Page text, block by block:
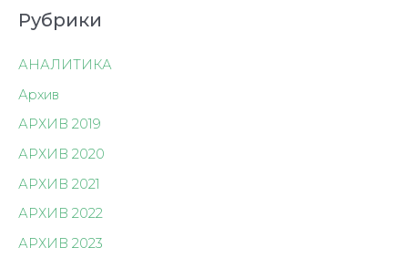
Рубрики
АНАЛИТИКА
Архив
АРХИВ 2019
АРХИВ 2020
АРХИВ 2021
АРХИВ 2022
АРХИВ 2023